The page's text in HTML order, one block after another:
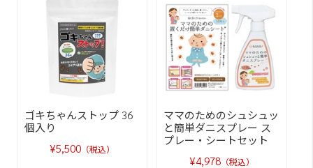
ゴキちゃんストップ 36
個入り
¥5,500 （税込）
ママのためのシュシュッ
と簡単ダニスプレー ス
プレー・シートセット
¥4,978（税込）